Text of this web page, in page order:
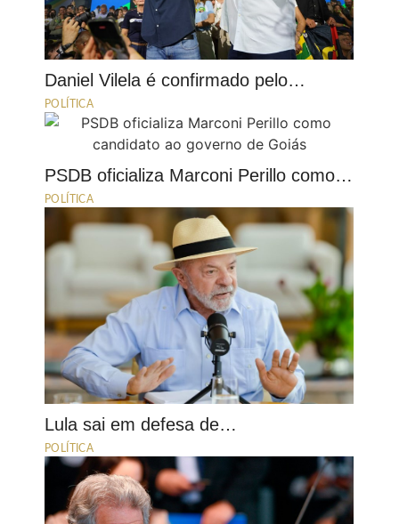
Daniel Vilela é confirmado pelo…
POLÍTICA
PSDB oficializa Marconi Perillo como…
POLÍTICA
Lula sai em defesa de…
POLÍTICA